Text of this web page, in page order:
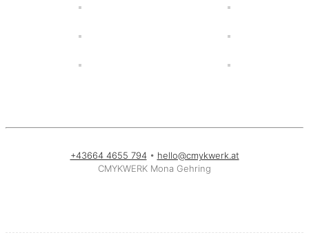
+43664 4655 794• hello@cmykwerk.at
CMYKWERK Mona Gehring